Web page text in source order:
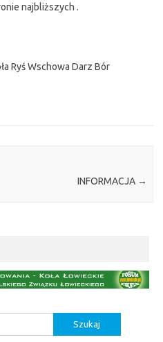
najbliższych .
Ryś Wschowa Darz Bór
INFORMACJA →